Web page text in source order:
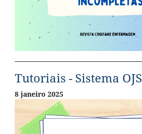
Tutoriais - Sistema OJS
8 janeiro 2025